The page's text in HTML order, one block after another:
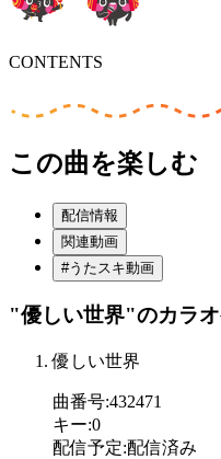
CONTENTS
この曲を楽しむ
配信情報
関連動画
#うたスキ動画
"優しい世界"のカラ
優しい世界
曲番号:432471
キー:0
配信予定:配信済み